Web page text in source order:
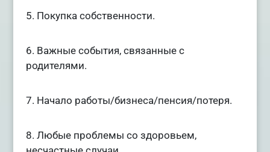
5. Покупка собственности.
6. Важные события, связанные с
родителями.
7. Начало работы/бизнеса/пенсия/потеря.
8. Любые проблемы со здоровьем,